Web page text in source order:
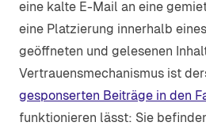
eine kalte E-Mail an eine
eine Platzierung innerhalb
geöffneten und gelesenen
Vertrauensmechanismus ist
gesponserten Beiträge in den
funktionieren lässt: Sie